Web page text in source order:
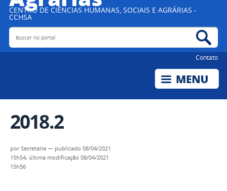
CENTRO DE CIÊNCIAS HUMANAS, SOCIAIS E AGRÁRIAS -
CCHSA
Buscar no portal
Contato
2018.2
porSecretaria — publicado 08/04/2021
15h54, última modificação 08/04/2021
15h56